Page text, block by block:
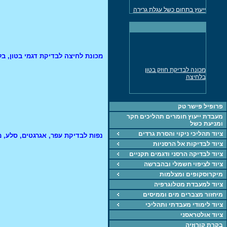
ייעוץ בתחום כשל עגלת גרירה
למשאית
לתעשיה
מכונה אוניברסלית לבדיקת
חומרים UTM
תהליכים וחקר כשל
מכונה אוניברסאלית 5KN
לבדיקת חומרים
מד עובי צבע, דופן
מכונת מתיחה 60 טון נמסרה
לתעשיה
מכונה לבדיקת חוזק בטון
בלחיצה
פרופיל פישר טק
מעבדת ייעוץ חומרים תהליכים חקר
ומניעת כשל
ציוד תהליכי ניקוי והסרת גרדים
ציוד לבדיקות אל הרסניות
ציוד לבדיקה הרסני ודגמים תקניים
ציוד לציפוי חשמלי ובהברשה
מיקרוסקופים ומצלמות
ציוד למעבדת מטלוגרפיה
מיחזור מצברים מים וממיסים
ציוד לימודי מעבדתי ותהליכי
ציוד אולטראסני
בקרת קורוזיה
מכונת לחיצה לבדיקת דגמי בטון,
נפות לבדיקת עפר, אגרגטים,